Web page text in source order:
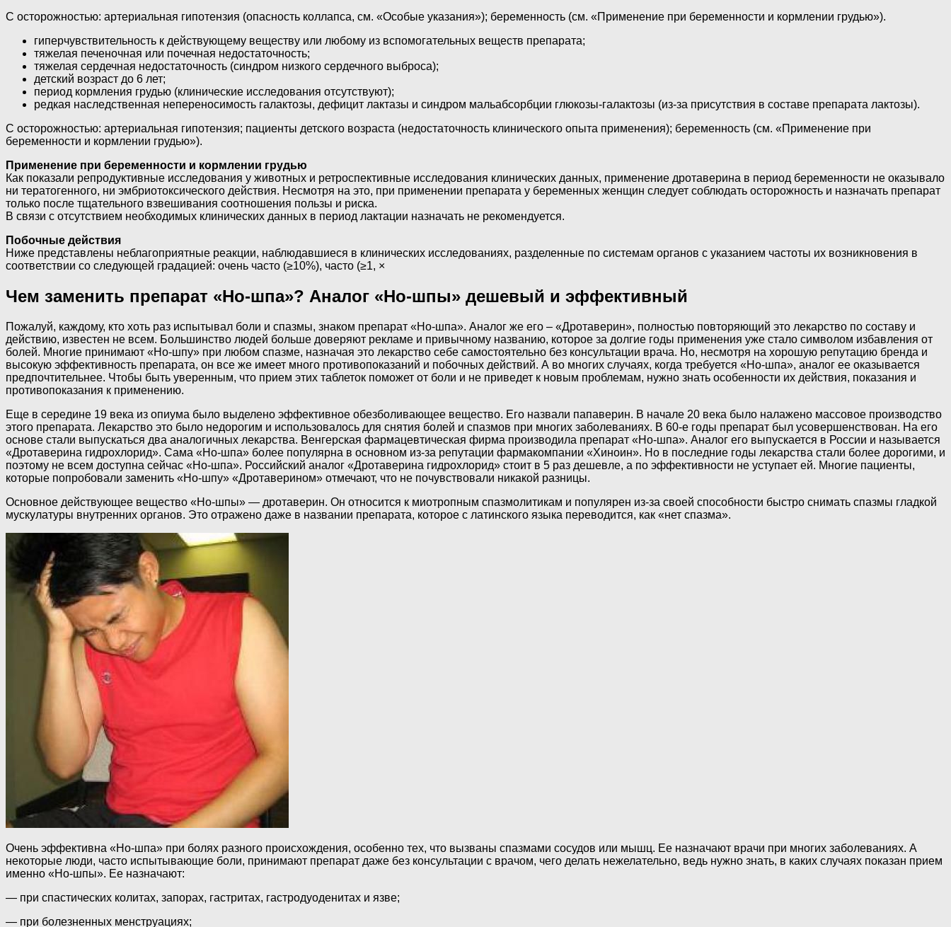
С осторожностью: артериальная гипотензия (опасность коллапса, см. «Особые указания»); беременность (см. «Применение при беременности и кормлении грудью»).
гиперчувствительность к действующему веществу или любому из вспомогательных веществ препарата;
тяжелая печеночная или почечная недостаточность;
тяжелая сердечная недостаточность (синдром низкого сердечного выброса);
детский возраст до 6 лет;
период кормления грудью (клинические исследования отсутствуют);
редкая наследственная непереносимость галактозы, дефицит лактазы и синдром мальабсорбции глюкозы-галактозы (из-за присутствия в составе препарата лактозы).
С осторожностью: артериальная гипотензия; пациенты детского возраста (недостаточность клинического опыта применения); беременность (см. «Применение при
беременности и кормлении грудью»).
Применение при беременности и кормлении грудью
Как показали репродуктивные исследования у животных и ретроспективные исследования клинических данных, применение дротаверина в период беременности не оказывало
ни тератогенного, ни эмбриотоксического действия. Несмотря на это, при применении препарата у беременных женщин следует соблюдать осторожность и назначать препарат
только после тщательного взвешивания соотношения пользы и риска.
В связи с отсутствием необходимых клинических данных в период лактации назначать не рекомендуется.
Побочные действия
Ниже представлены неблагоприятные реакции, наблюдавшиеся в клинических исследованиях, разделенные по системам органов с указанием частоты их возникновения в
соответствии со следующей градацией: очень часто (≥10%), часто (≥1, ×
Чем заменить препарат «Но-шпа»? Аналог «Но-шпы» дешевый и эффективный
Пожалуй, каждому, кто хоть раз испытывал боли и спазмы, знаком препарат «Но-шпа». Аналог же его – «Дротаверин», полностью повторяющий это лекарство по составу и
действию, известен не всем. Большинство людей больше доверяют рекламе и привычному названию, которое за долгие годы применения уже стало символом избавления от
болей. Многие принимают «Но-шпу» при любом спазме, назначая это лекарство себе самостоятельно без консультации врача. Но, несмотря на хорошую репутацию бренда и
высокую эффективность препарата, он все же имеет много противопоказаний и побочных действий. А во многих случаях, когда требуется «Но-шпа», аналог ее оказывается
предпочтительнее. Чтобы быть уверенным, что прием этих таблеток поможет от боли и не приведет к новым проблемам, нужно знать особенности их действия, показания и
противопоказания к применению.
Еще в середине 19 века из опиума было выделено эффективное обезболивающее вещество. Его назвали папаверин. В начале 20 века было налажено массовое производство
этого препарата. Лекарство это было недорогим и использовалось для снятия болей и спазмов при многих заболеваниях. В 60-е годы препарат был усовершенствован. На его
основе стали выпускаться два аналогичных лекарства. Венгерская фармацевтическая фирма производила препарат «Но-шпа». Аналог его выпускается в России и называется
«Дротаверина гидрохлорид». Сама «Но-шпа» более популярна в основном из-за репутации фармакомпании «Хиноин». Но в последние годы лекарства стали более дорогими, и
поэтому не всем доступна сейчас «Но-шпа». Российский аналог «Дротаверина гидрохлорид» стоит в 5 раз дешевле, а по эффективности не уступает ей. Многие пациенты,
которые попробовали заменить «Но-шпу» «Дротаверином» отмечают, что не почувствовали никакой разницы.
Основное действующее вещество «Но-шпы» — дротаверин. Он относится к миотропным спазмолитикам и популярен из-за своей способности быстро снимать спазмы гладкой
мускулатуры внутренних органов. Это отражено даже в названии препарата, которое с латинского языка переводится, как «нет спазма».
Очень эффективна «Но-шпа» при болях разного происхождения, особенно тех, что вызваны спазмами сосудов или мышц. Ее назначают врачи при многих заболеваниях. А
некоторые люди, часто испытывающие боли, принимают препарат даже без консультации с врачом, чего делать нежелательно, ведь нужно знать, в каких случаях показан прием
именно «Но-шпы». Ее назначают:
— при спастических колитах, запорах, гастритах, гастродуоденитах и язве;
— при болезненных менструациях;